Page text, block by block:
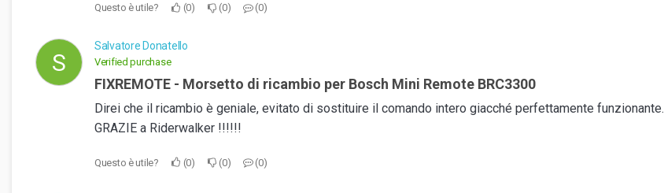
Questo è utile? 0 0 0
S
Salvatore Donatello
Verified purchase
FIXREMOTE - Morsetto di ricambio per Bosch Mini Remote BRC3300
Direi che il ricambio è geniale, evitato di sostituire il comando intero giacché perfettamente funzionante.
GRAZIE a Riderwalker !!!!!!
Questo è utile? 0 0 0